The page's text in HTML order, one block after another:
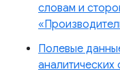
словам и
Полевые
аналитических